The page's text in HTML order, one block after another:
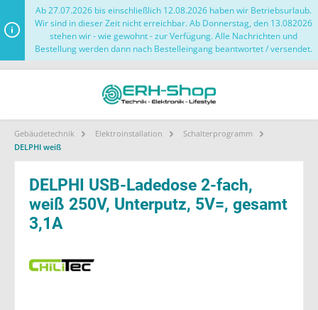
Ab 27.07.2026 bis einschließlich 12.08.2026 haben wir Betriebsurlaub.
Wir sind in dieser Zeit nicht erreichbar. Ab Donnerstag, den 13.082026
stehen wir - wie gewohnt - zur Verfügung. Alle Nachrichten und
Bestellung werden dann nach Bestelleingang beantwortet / versendet.
Gebäudetechnik Elektroinstallation
Schalterprogramm
DELPHI weiß
DELPHI USB-Ladedose 2-fach,
weiß 250V, Unterputz, 5V=, gesamt
3,1A